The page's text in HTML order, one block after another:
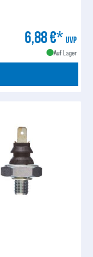
6,88 €* UVP
Auf Lager